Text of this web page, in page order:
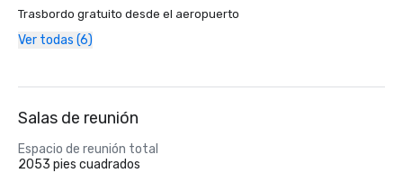
Trasbordo gratuito desde el aeropuerto
Ver todas (6)
Salas de reunión
Espacio de reunión total
2053 pies cuadrados